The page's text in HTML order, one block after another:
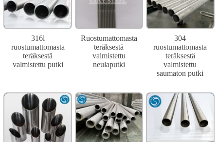
316l
ruostumattomasta
teräksestä
valmistettu putki
Ruostumattomasta
teräksestä
valmistettu
neulaputki
304
ruostumattomasta
teräksestä
valmistettu
saumaton putki